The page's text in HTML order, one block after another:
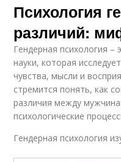
Психология
различий:
Гендерная психология –
науки, которая
чувства, мысли и
стремится понять, как
различия между
психологические
Гендерная психология